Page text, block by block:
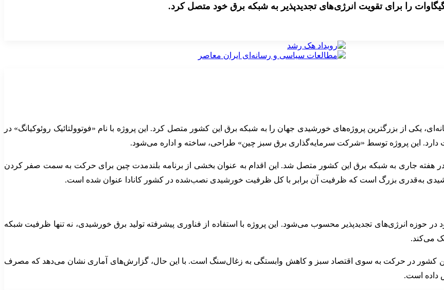
را برای تقویت انرژی‌های تجدیدپذیر به شبکه برق خود متصل کرد.
یکی از بزرگترین پروژه‌های خورشیدی جهان را به شبکه برق این کشور متصل کرد. این پروژه با نام «فوتوولتائیک روئوکیانگ» در
دارد. این پروژه توسط «شرکت سرمایه‌گذاری برق سبز چین» طراحی، ساخته و اداره می‌شود.
در هفته جاری به شبکه برق این کشور متصل شد. این اقدام به عنوان بخشی از برنامه بلندمدت چین برای حرکت به سمت صفر کردن
در حوزه انرژی‌های تجدیدپذیر محسوب می‌شود. این پروژه با استفاده از فناوری پیشرفته تولید برق خورشیدی، نه تنها ظرفیت شبکه
می‌کند.
این کشور در حرکت به سوی اقتصاد سبز و کاهش وابستگی به زغال‌سنگ است. با این حال، گزارش‌های آماری نشان می‌دهد که مصرف
داده است.